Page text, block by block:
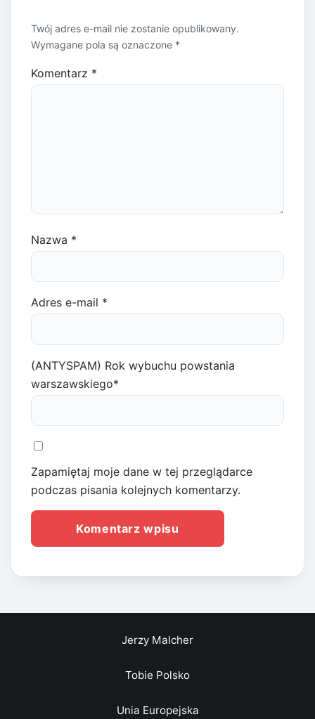
Twój adres e-mail nie zostanie opublikowany.
Wymagane pola są oznaczone *
Komentarz *
Nazwa *
Adres e-mail *
(ANTYSPAM) Rok wybuchu powstania
warszawskiego*
Zapamiętaj moje dane w tej przeglądarce
podczas pisania kolejnych komentarzy.
Jerzy Malcher
Tobie Polsko
Unia Europejska